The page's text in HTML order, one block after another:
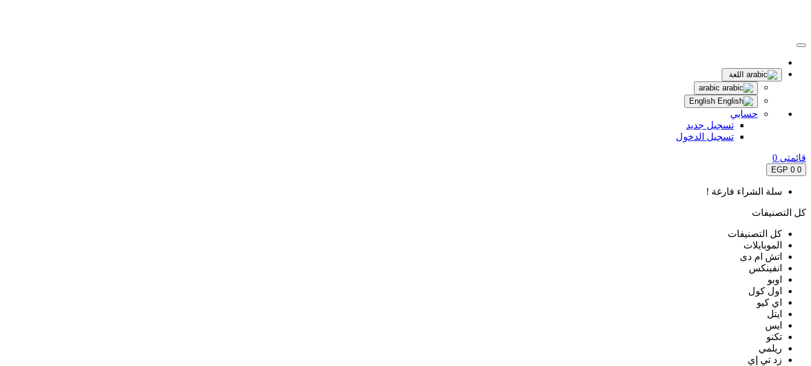
اللغة
حسابي
تسجيل جديد
تسجيل الدخول
قائمتى 0
0
0 EGP
سلة الشراء فارغة !
كل التصنيفات
كل التصنيفات
الموبايلات
اتش ام دى
انفينكس
اوبو
اول كول
اي كيو
ايتل
ايس
تكنو
ريلمي
زد تي إي